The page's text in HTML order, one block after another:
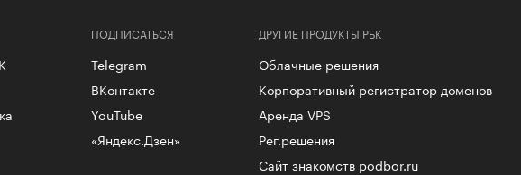
ДРУГИЕ ПРОДУКТЫ РБК
Облачные решения
Корпоративный регистратор доменов
Аренда VPS
Рег.решения
Сайт знакомств podbor.ru
ПОДПИСАТЬСЯ
Telegram
ВКонтакте
YouTube
«Яндекс.Дзен»